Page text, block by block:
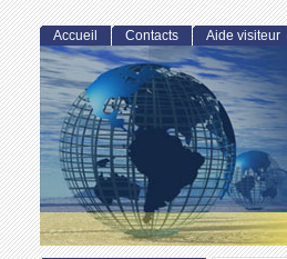
Accueil Contacts Aide visiteur